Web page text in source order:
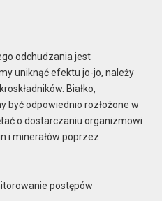
odchudzania jest
uniknąć efektu jo-jo, należy
Białko,
być odpowiednio rozłożone w
o dostarczaniu organizmowi
i minerałów poprzez
postępów